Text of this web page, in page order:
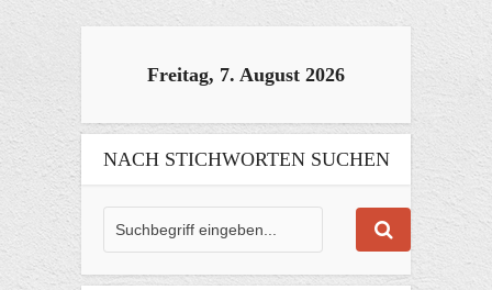
Freitag, 7. August 2026
NACH STICHWORTEN SUCHEN